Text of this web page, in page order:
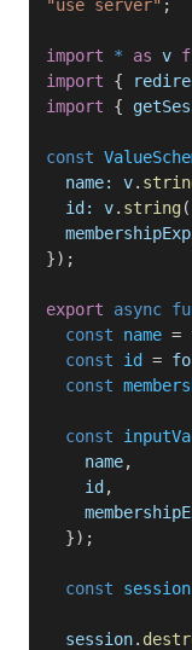
"use server" ;
import * as v
import {
import {
const
  name:
v.
  id:
v. string(
});
export async
  const
name =
  const
id =
  const
  const
    name
,
    id
,
  });
  const
session
  session
.